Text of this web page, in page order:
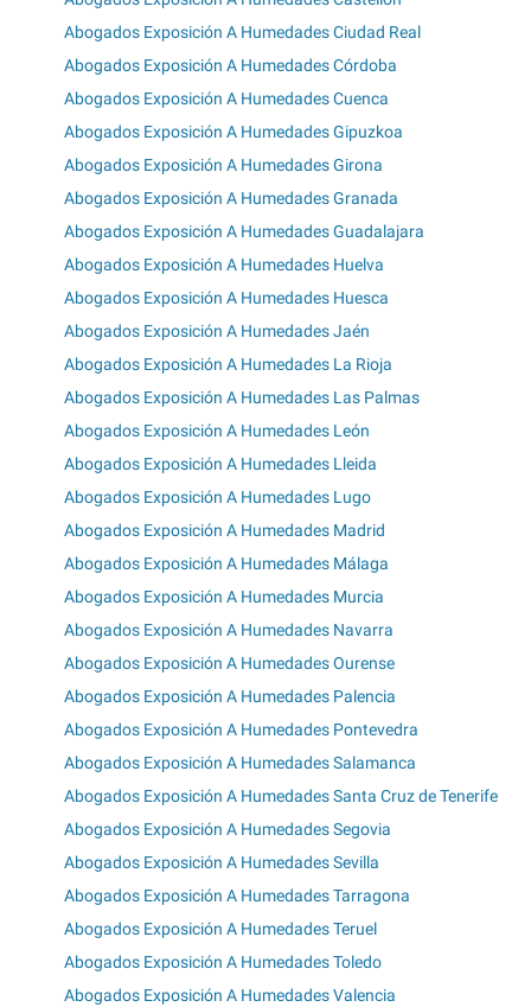
Abogados Exposición A Humedades Ciudad Real
Abogados Exposición A Humedades Córdoba
Abogados Exposición A Humedades Cuenca
Abogados Exposición A Humedades Gipuzkoa
Abogados Exposición A Humedades Girona
Abogados Exposición A Humedades Granada
Abogados Exposición A Humedades Guadalajara
Abogados Exposición A Humedades Huelva
Abogados Exposición A Humedades Huesca
Abogados Exposición A Humedades Jaén
Abogados Exposición A Humedades La Rioja
Abogados Exposición A Humedades Las Palmas
Abogados Exposición A Humedades León
Abogados Exposición A Humedades Lleida
Abogados Exposición A Humedades Lugo
Abogados Exposición A Humedades Madrid
Abogados Exposición A Humedades Málaga
Abogados Exposición A Humedades Murcia
Abogados Exposición A Humedades Navarra
Abogados Exposición A Humedades Ourense
Abogados Exposición A Humedades Palencia
Abogados Exposición A Humedades Pontevedra
Abogados Exposición A Humedades Salamanca
Abogados Exposición A Humedades Santa Cruz de Tenerife
Abogados Exposición A Humedades Segovia
Abogados Exposición A Humedades Sevilla
Abogados Exposición A Humedades Tarragona
Abogados Exposición A Humedades Teruel
Abogados Exposición A Humedades Toledo
Abogados Exposición A Humedades Valencia